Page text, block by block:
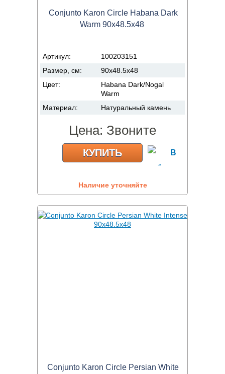
Conjunto Karon Circle Habana Dark
Warm 90x48.5x48
Артикул:
100203151
Размер, см:
90x48.5x48
Цвет:
Habana Dark/Nogal
Warm
Материал:
Натуральный камень
Цена: Звоните
КУПИТЬ
Наличие уточняйте
Conjunto Karon Circle Persian White